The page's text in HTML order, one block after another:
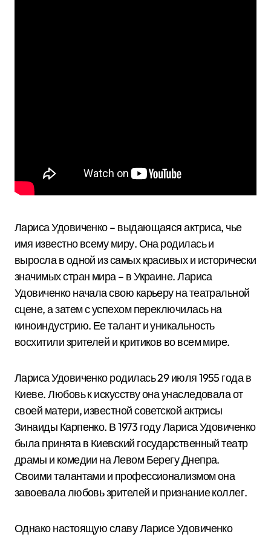
Лариса Удовиченко – выдающаяся актриса, чье
имя известно всему миру. Она родилась и
выросла в одной из самых красивых и исторически
значимых стран мира – в Украине. Лариса
Удовиченко начала свою карьеру на театральной
сцене, а затем с успехом переключилась на
киноиндустрию. Ее талант и уникальность
восхитили зрителей и критиков во всем мире.
Лариса Удовиченко родилась 29 июля 1955 года в
Киеве. Любовь к искусству она унаследовала от
своей матери, известной советской актрисы
Зинаиды Карпенко. В 1973 году Лариса Удовиченко
была принята в Киевский государственный театр
драмы и комедии на Левом Берегу Днепра.
Своими талантами и профессионализмом она
завоевала любовь зрителей и признание коллег.
Однако настоящую славу Ларисе Удовиченко